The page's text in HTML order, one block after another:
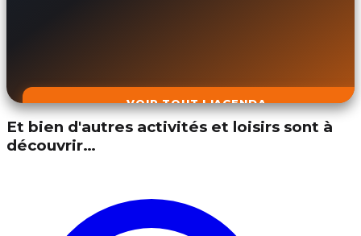
VOIR TOUT L'AGENDA
Et bien d'autres activités et loisirs sont à
découvrir…